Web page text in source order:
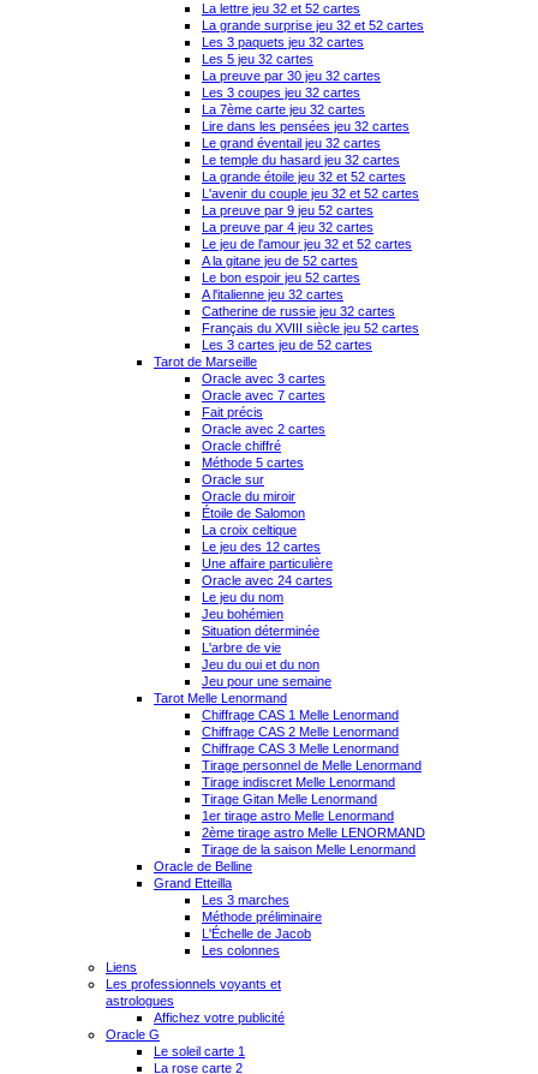
La lettre jeu 32 et 52 cartes
La grande surprise jeu 32 et 52 cartes
Les 3 paquets jeu 32 cartes
Les 5 jeu 32 cartes
La preuve par 30 jeu 32 cartes
Les 3 coupes jeu 32 cartes
La 7ème carte jeu 32 cartes
Lire dans les pensées jeu 32 cartes
Le grand éventail jeu 32 cartes
Le temple du hasard jeu 32 cartes
La grande étoile jeu 32 et 52 cartes
L'avenir du couple jeu 32 et 52 cartes
La preuve par 9 jeu 52 cartes
La preuve par 4 jeu 32 cartes
Le jeu de l'amour jeu 32 et 52 cartes
A la gitane jeu de 52 cartes
Le bon espoir jeu 52 cartes
A l'italienne jeu 32 cartes
Catherine de russie jeu 32 cartes
Français du XVIII siècle jeu 52 cartes
Les 3 cartes jeu de 52 cartes
Tarot de Marseille
Oracle avec 3 cartes
Oracle avec 7 cartes
Fait précis
Oracle avec 2 cartes
Oracle chiffré
Méthode 5 cartes
Oracle sur
Oracle du miroir
Étoile de Salomon
La croix celtique
Le jeu des 12 cartes
Une affaire particulière
Oracle avec 24 cartes
Le jeu du nom
Jeu bohémien
Situation déterminée
L'arbre de vie
Jeu du oui et du non
Jeu pour une semaine
Tarot Melle Lenormand
Chiffrage CAS 1 Melle Lenormand
Chiffrage CAS 2 Melle Lenormand
Chiffrage CAS 3 Melle Lenormand
Tirage personnel de Melle Lenormand
Tirage indiscret Melle Lenormand
Tirage Gitan Melle Lenormand
1er tirage astro Melle Lenormand
2ème tirage astro Melle LENORMAND
Tirage de la saison Melle Lenormand
Oracle de Belline
Grand Etteilla
Les 3 marches
Méthode préliminaire
L'Échelle de Jacob
Les colonnes
Liens
Les professionnels voyants et
astrologues
Affichez votre publicité
Oracle G
Le soleil carte 1
La rose carte 2